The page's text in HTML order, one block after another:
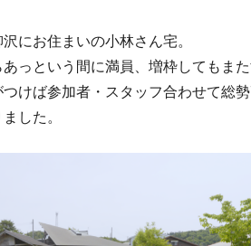
にお住まいの小林さん宅。
っという間に満員、増枠してもま
けば参加者・スタッフ合わせて総
した。